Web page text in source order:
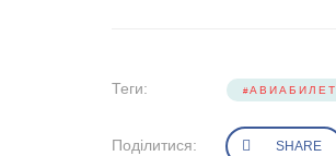
Теги:
Поділитися: SHARE